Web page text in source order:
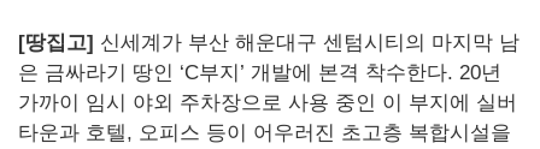
[땅집고] 신세계가 부산 해운대구 센텀시티의 마지막 남
은 금싸라기 땅인 ‘C부지’ 개발에 본격 착수한다. 20년
가까이 임시 야외 주차장으로 사용 중인 이 부지에 실버
타운과 호텔, 오피스 등이 어우러진 초고층 복합시설을